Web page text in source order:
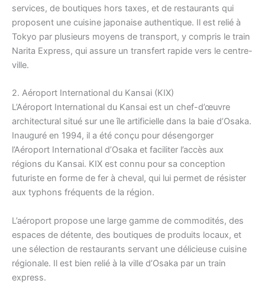
services, de boutiques hors taxes, et de restaurants qui
proposent une cuisine japonaise authentique. Il est relié à
Tokyo par plusieurs moyens de transport, y compris le train
Narita Express, qui assure un transfert rapide vers le centre-
ville.
2. Aéroport International du Kansai (KIX)
L’Aéroport International du Kansai est un chef-d’œuvre
architectural situé sur une île artificielle dans la baie d’Osaka.
Inauguré en 1994, il a été conçu pour désengorger
l’Aéroport International d’Osaka et faciliter l’accès aux
régions du Kansai. KIX est connu pour sa conception
futuriste en forme de fer à cheval, qui lui permet de résister
aux typhons fréquents de la région.
L’aéroport propose une large gamme de commodités, des
espaces de détente, des boutiques de produits locaux, et
une sélection de restaurants servant une délicieuse cuisine
régionale. Il est bien relié à la ville d’Osaka par un train
express.